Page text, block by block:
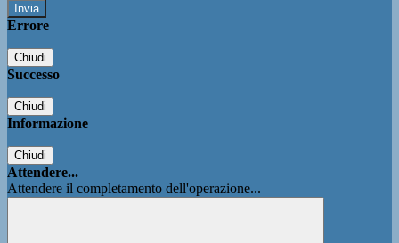
Errore
Chiudi
Successo
Chiudi
Informazione
Chiudi
Attendere...
Attendere il completamento dell'operazione...